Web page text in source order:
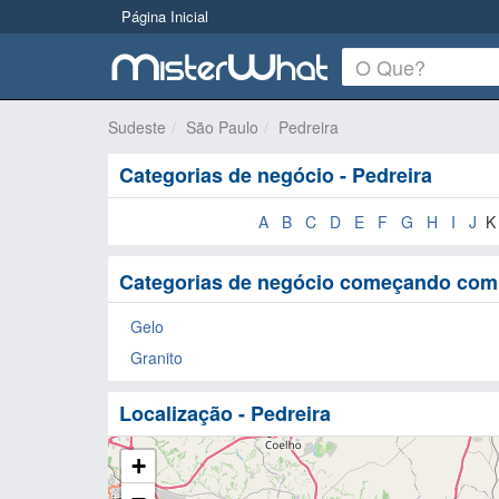
Página Inicial
Sudeste São Paulo Pedreira
Categorias de negócio - Pedreira
A B C D E F G H I J K
Categorias de negócio começando
Gelo
Granito
Localização - Pedreira
+